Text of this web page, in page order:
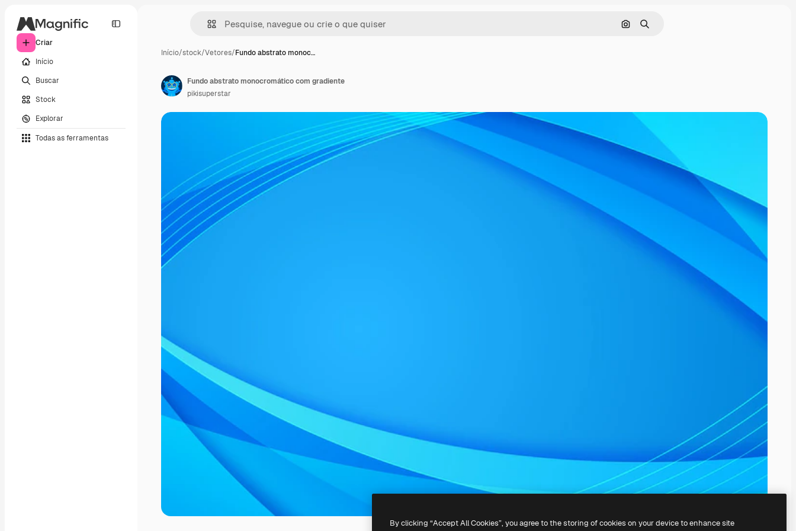
Criar
Início
Buscar
Stock
Explorar
Todas as ferramentas
Pesquisar por imagem
Buscar
Início/stock/Vetores/Fundo abstrato monoc…
Fundo abstrato monocromático com gradiente
pikisuperstar
By clicking “Accept All Cookies”, you agree to the storing of cookies on your device to enhance site